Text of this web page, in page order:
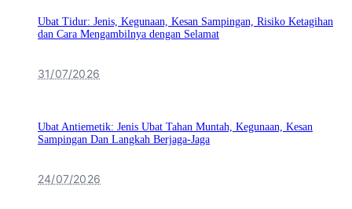
Ubat Tidur: Jenis, Kegunaan, Kesan Sampingan, Risiko Ketagihan
dan Cara Mengambilnya dengan Selamat
31/07/2026
Ubat Antiemetik: Jenis Ubat Tahan Muntah, Kegunaan, Kesan
Sampingan Dan Langkah Berjaga-Jaga
24/07/2026